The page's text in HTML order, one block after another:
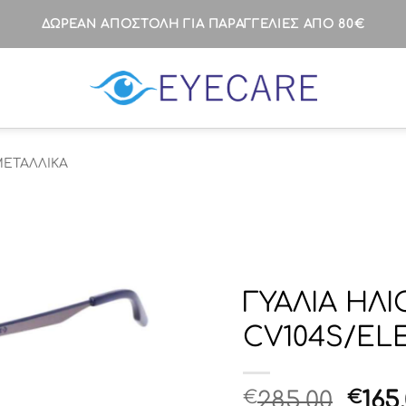
ΔΩΡΕΑΝ ΑΠΟΣΤΟΛΗ ΓΙΑ ΠΑΡΑΓΓΕΛΙΕΣ ΑΠΟ 80€
ΓΥΑΛΙΑ
CV104S/
€ €